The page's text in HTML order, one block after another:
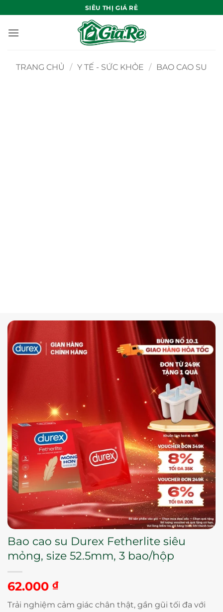
qua
nội
SIÊU THỊ GIÁ RẺ
TRANG CHỦ / Y TẾ - SỨC KHỎE / BAO CAO SU
Bao cao su Durex Fetherlite siêu
mỏng, size 52.5mm, 3 bao/hộp
62.000 ₫
Trải nghiệm cảm giác chân thật, gần gũi tối đa với